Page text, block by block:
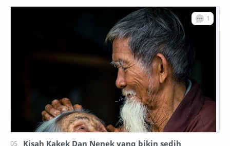
Kisah Kakek Dan Nenek yang bikin sedih